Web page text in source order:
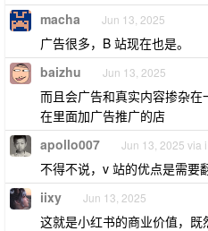
macha Jun 13, 2025
广告很多，B 站现在也是。
baizhu Jun 13, 2025
而且会广告和真实内容掺杂
在里面加广告推广的店
apollo007 Jun 13, 2025 via
不得不说，v 站的优点是需要
iixy Jun 13, 2025
这就是小红书的商业价值，既